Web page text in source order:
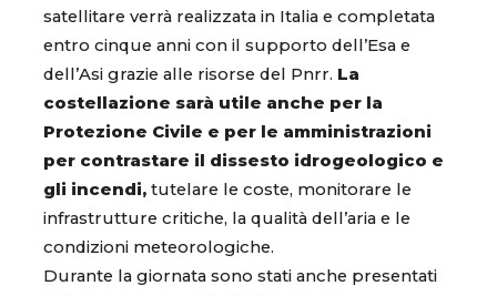
satellitare verrà realizzata in Italia e completata
entro cinque anni con il supporto dell’Esa e
dell’Asi grazie alle risorse del Pnrr. La
costellazione sarà utile anche per la
Protezione Civile e per le amministrazioni
per contrastare il dissesto idrogeologico e
gli incendi, tutelare le coste, monitorare le
infrastrutture critiche, la qualità dell’aria e le
condizioni meteorologiche.
Durante la giornata sono stati anche presentati